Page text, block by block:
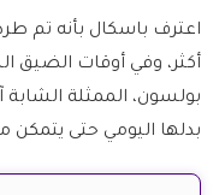
أكثر، وفي أوقات الضيق
بولسون، الممثلة الشابة
بدلها اليومي حتى